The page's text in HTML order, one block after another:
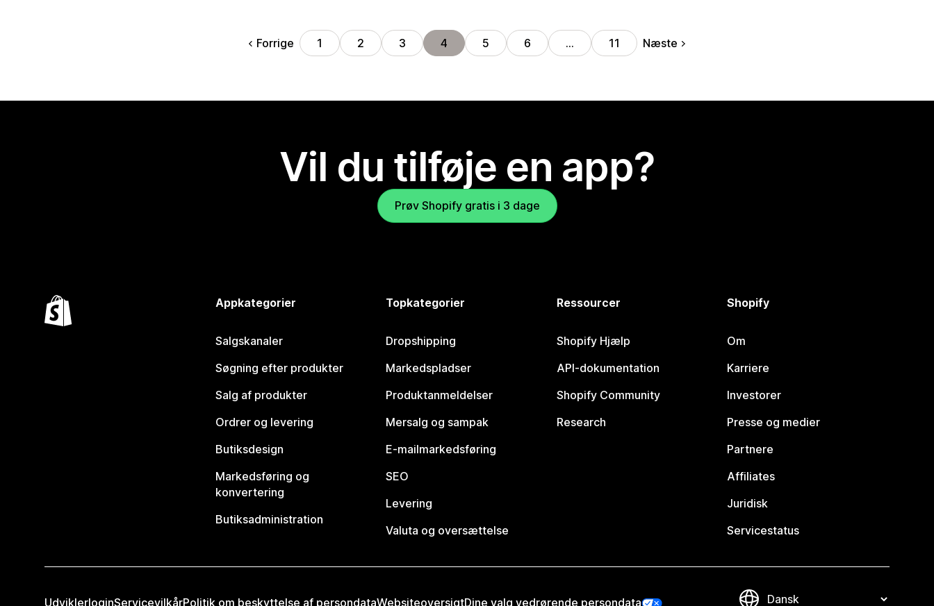
Forrige 1 2 3 4 5 6 … 11 Næste
Vil du tilføje en app?
Prøv Shopify gratis i 3 dage
Appkategorier
Salgskanaler
Søgning efter produkter
Salg af produkter
Ordrer og levering
Butiksdesign
Markedsføring og
konvertering
Butiksadministration
Topkategorier
Dropshipping
Markedspladser
Produktanmeldelser
Mersalg og sampak
E-mailmarkedsføring
SEO
Levering
Valuta og oversættelse
Ressourcer
Shopify Hjælp
API-dokumentation
Shopify Community
Research
Shopify
Om
Karriere
Investorer
Presse og medier
Partnere
Affiliates
Juridisk
Servicestatus
UdviklerloginServicevilkårPolitik om beskyttelse af persondataWebsiteoversigtDine valg vedrørende persondata